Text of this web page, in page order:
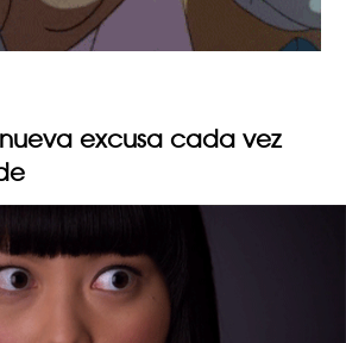
excusa cada vez